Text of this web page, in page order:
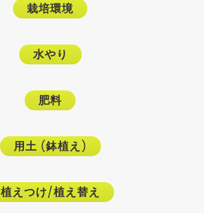
栽培環境
水やり
肥料
用土 (鉢植え)
植えつけ/植え替え